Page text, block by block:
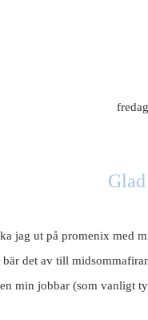
jag ut på promenix med
bär det av till
min jobbar (som vanligt